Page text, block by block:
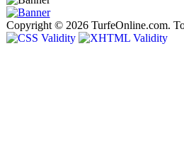
Copyright © 2026 TurfeOnline.com.